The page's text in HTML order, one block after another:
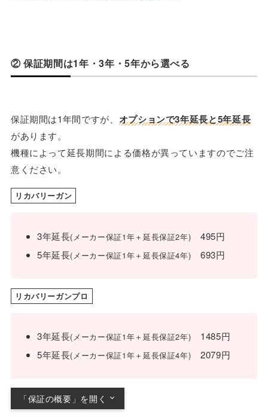
② 保証期間は1年・3年・5年から選べる
保証期間は1年間ですが、 オプションで3年延長と5年延長
があります。
機種によって延長期間による価格が異っていますのでご注
意ください。
リカバリーガン
3年延長(メーカー保証1年＋延長保証2年) 495円
5年延長(メーカー保証1年＋延長保証4年) 693円
リカバリーガンプロ
3年延長(メーカー保証1年＋延長保証2年) 1485円
5年延長(メーカー保証1年＋延長保証4年) 2079円
「保証の概要」を開く